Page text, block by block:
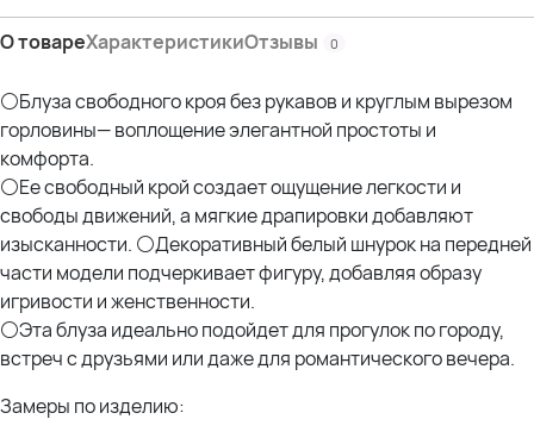
О товареХарактеристикиОтзывы 0
⚪Блуза свободного кроя без рукавов и круглым вырезом
горловины— воплощение элегантной простоты и
комфорта.
⚪Ее свободный крой создает ощущение легкости и
свободы движений, а мягкие драпировки добавляют
изысканности. ⚪Декоративный белый шнурок на передней
части модели подчеркивает фигуру, добавляя образу
игривости и женственности.
⚪Эта блуза идеально подойдет для прогулок по городу,
встреч с друзьями или даже для романтического вечера.
Замеры по изделию: